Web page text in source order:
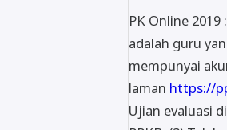
PK Online
adalah guru
mempunyai
laman https://
Ujian evaluasi